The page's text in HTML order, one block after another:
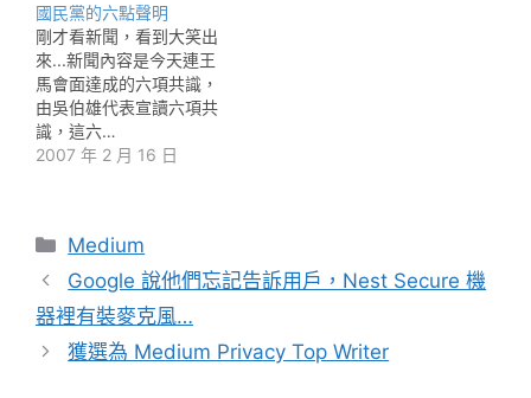
國民黨的六點聲明
剛才看新聞，看到大笑出
來...新聞內容是今天連王
馬會面達成的六項共識，
由吳伯雄代表宣讀六項共
識，這六…
2007 年 2 月 16 日
分
類
Medium
Google 說他們忘記告訴用戶，Nest Secure 機
器裡有裝麥克風…
獲選為 Medium Privacy Top Writer